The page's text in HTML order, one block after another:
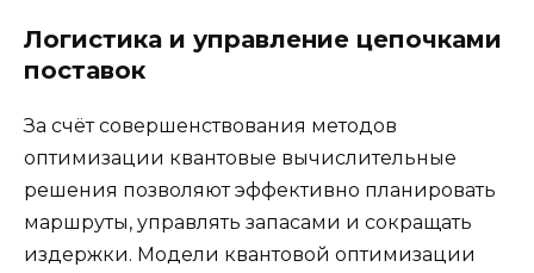
Логистика и управление цепочками
поставок
За счёт совершенствования методов
оптимизации квантовые вычислительные
решения позволяют эффективно планировать
маршруты, управлять запасами и сокращать
издержки. Модели квантовой оптимизации